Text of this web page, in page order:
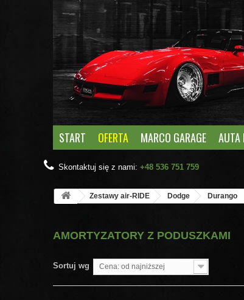
START OFERTA MARCO GARAGE AUTA
Skontaktuj się z nami: +48 536 751 759
Zestawy air-RIDE Dodge Durango
AMORTYZATORY Z PODUSZKAMI
Sortuj wg Cena: od najniższej